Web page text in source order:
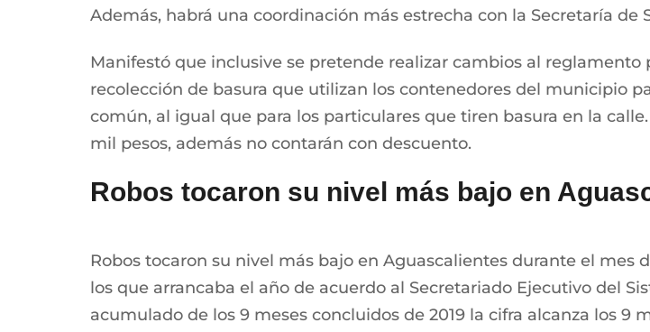
Además, habrá una coordinación más estrecha con la Secretaría de
Manifestó que inclusive se pretende realizar cambios al
recolección de basura que utilizan los contenedores del municipio
común, al igual que para los particulares que tiren basura en la
mil pesos, además no contarán con descuento.
Robos tocaron su nivel más bajo en
Robos tocaron su nivel más bajo en Aguascalientes durante el mes
los que arrancaba el año de acuerdo al Secretariado Ejecutivo del
acumulado de los 9 meses concluidos de 2019 la cifra alcanza los 9